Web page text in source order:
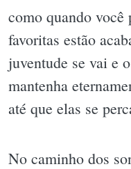
como quando você
favoritas estão
juventude se vai e
mantenha
até que elas se
No caminho dos